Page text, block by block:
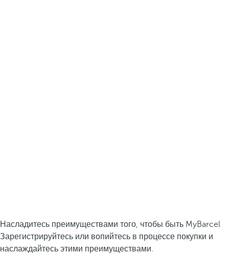
Насладитесь преимуществами того, чтобы быть MyBarcel
Зарегистрируйтесь или вопийтесь в процессе покупки и
наслаждайтесь этими преимуществами.